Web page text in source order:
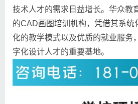
技术人才的需求日益增长。华众教
的CAD画图培训机构，凭借其系统
化的教学模式以及优质的就业服务
字化设计人才的重要基地。